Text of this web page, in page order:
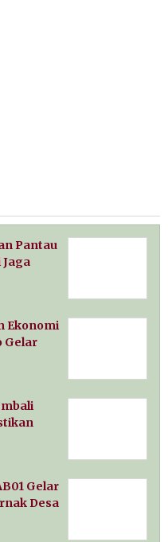
Pantau
Ekonomi
Gelar
Gelar
Desa